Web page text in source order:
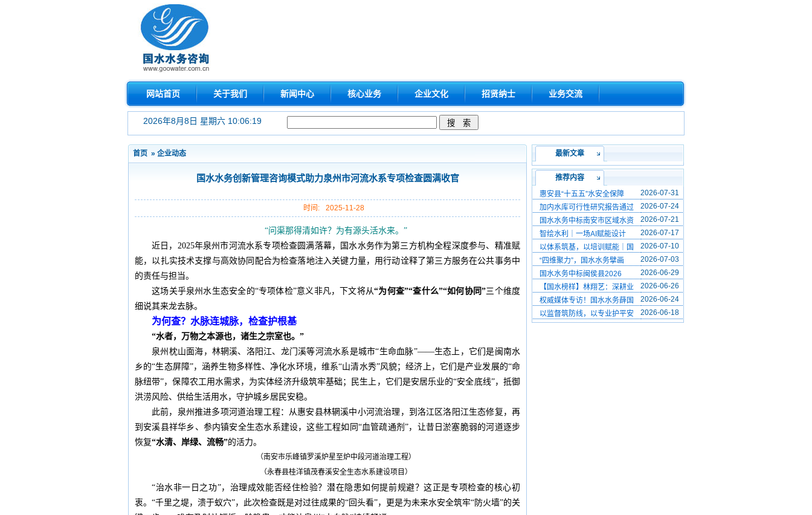
网站首页 关于我们 新闻中心 核心业务 企业文化 招贤纳士 业务交流
2026年8月8日 星期六 10:06:19
首页 » 企业动态
国水水务创新管理咨询模式助力泉州市河流水系专项检查圆满收官
时间: 2025-11-28
“问渠那得清如许？为有源头活水来。”
近日，2025年泉州市河流水系专项检查圆满落幕，国水水务作为第三方机构全程深度参与、精准赋
能，以扎实技术支撑与高效协同配合为检查落地注入关键力量，用行动诠释了第三方服务在公共事务中
的责任与担当。
这场关乎泉州水生态安全的“专项体检”意义非凡，下文将从“为何查”“查什么”“如何协同”三个维度
细说其来龙去脉。
为何查？水脉连城脉，检查护根基
“水者，万物之本源也，诸生之宗室也。”
泉州枕山面海，林辋溪、洛阳江、龙门溪等河流水系是城市“生命血脉”——生态上，它们是闽南水
乡的“生态屏障”，涵养生物多样性、净化水环境，维系“山清水秀”风貌；经济上，它们是产业发展的“命
脉纽带”，保障农工用水需求，为实体经济升级筑牢基础；民生上，它们是安居乐业的“安全底线”，抵御
洪涝风险、供给生活用水，守护城乡居民安稳。
此前，泉州推进多项河道治理工程：从惠安县林辋溪中小河流治理，到洛江区洛阳江生态修复，再
到安溪县祥华乡、参内镇安全生态水系建设，这些工程如同“血管疏通剂”，让昔日淤塞脆弱的河道逐步
恢复“水清、岸绿、流畅”的活力。
（南安市乐峰镇罗溪炉星至炉中段河道治理工程）
（永春县桂洋镇茂春溪安全生态水系建设项目）
“治水非一日之功”，治理成效能否经住检验？潜在隐患如何提前规避？这正是专项检查的核心初
衷。“千里之堤，溃于蚁穴”，此次检查既是对过往成果的“回头看”，更是为未来水安全筑牢“防火墙”的关
最新文章
推荐内容
惠安县“十五五”水安全保障
2026-07-31
加内水库可行性研究报告通过
2026-07-24
国水水务中标南安市区域水资
2026-07-21
智绘水利｜一场AI赋能设计
2026-07-17
以体系筑基，以培训赋能｜国
2026-07-10
“四维聚力”，国水水务擘画
2026-07-03
国水水务中标闽侯县2026
2026-06-29
【国水榜样】林翔艺：深耕业
2026-06-26
权威媒体专访！国水水务薛国
2026-06-24
以监督筑防线，以专业护平安
2026-06-18